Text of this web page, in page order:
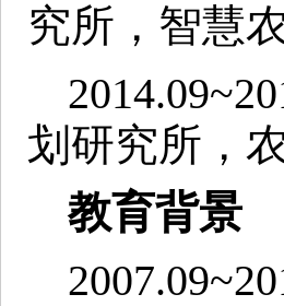
究所，智慧
划研究所，
教育背景